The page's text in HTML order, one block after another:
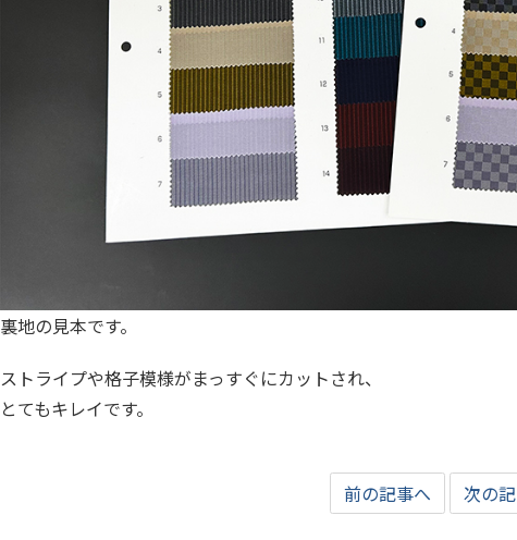
裏地の見本です。
ストライプや格子模様がまっすぐにカットされ、
とてもキレイです。
前の記事へ 次の